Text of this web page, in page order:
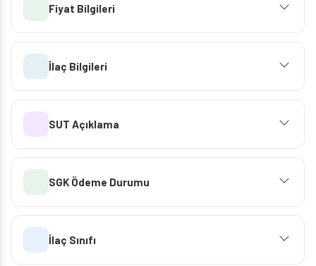
Fiyat Bilgileri
İlaç Bilgileri
SUT Açıklama
SGK Ödeme Durumu
İlaç Sınıfı